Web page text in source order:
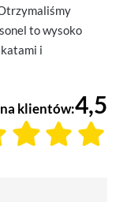
to wysoko
i
klientów:4,5